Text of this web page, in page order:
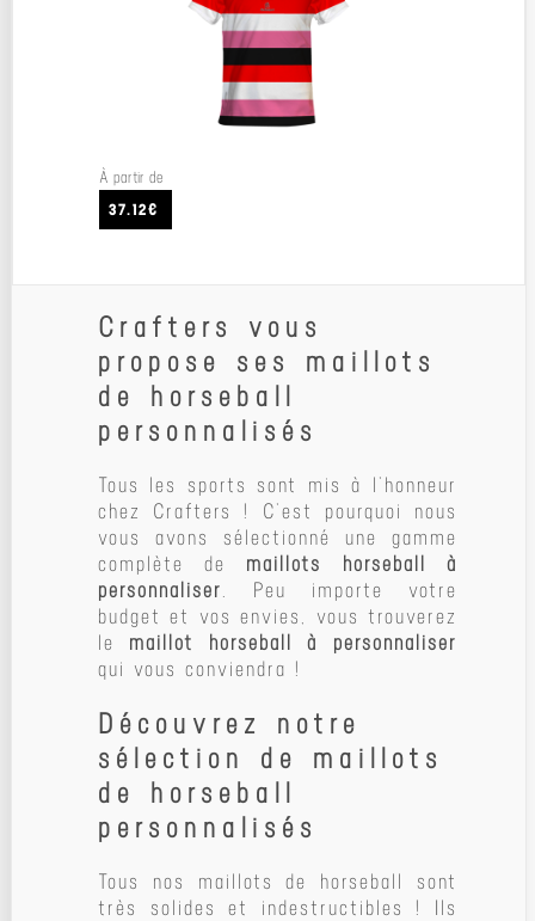
À partir de
37.12€
Crafters vous
propose ses maillots
de horseball
personnalisés
Tous les sports sont mis à l’honneur
chez Crafters ! C’est pourquoi nous
vous avons sélectionné une gamme
complète de maillots horseball à
personnaliser. Peu importe votre
budget et vos envies, vous trouverez
le maillot horseball à personnaliser
qui vous conviendra !
Découvrez notre
sélection de maillots
de horseball
personnalisés
Tous nos maillots de horseball sont
très solides et indestructibles ! Ils